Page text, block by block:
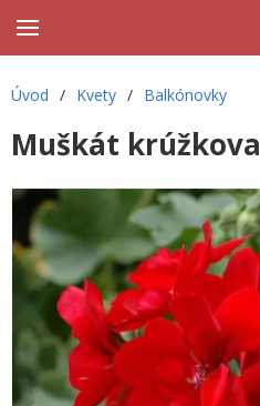
Úvod / Kvety / Balkónovky
Muškát